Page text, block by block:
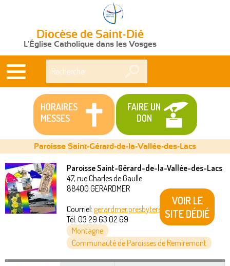
Diocèse de Saint-Dié
L'Église Catholique dans les Vosges
HORAIRES
MESSES
FAIRE UN
DON
Vous
êtes
Paroisse Saint-Gérard-de-la-Vallée-des-Lacs
Paroisse Saint-Gérard-de-la-Vallée-des-Lacs
47, rue Charles de Gaulle
88400 GERARDMER
Courriel: gerardmer.presbytere@akeonet.com
Tél: 03 29 63 02 69
Montagne
Communauté de Paroisses de Remiremont
VOIR LE
SITE DÉDIÉ